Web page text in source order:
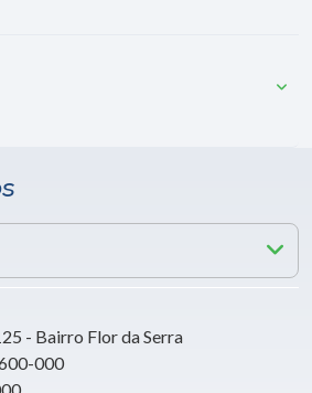
- Bairro Flor da Serra
000